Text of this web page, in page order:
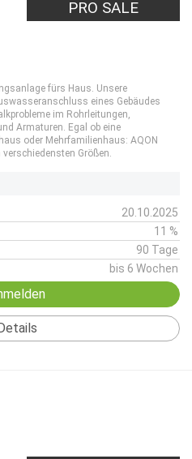
PRO LEAD
PRO SALE
fürs Haus. Unsere
eines Gebäudes
im Rohrleitungen,
Armaturen. Egal ob eine
oder Mehrfamilienhaus: AQON
Größen.
20.10.2025
11 %
90 Tage
bis 6 Wochen